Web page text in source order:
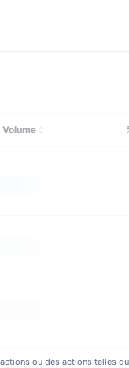
Volume
ou des actions telles